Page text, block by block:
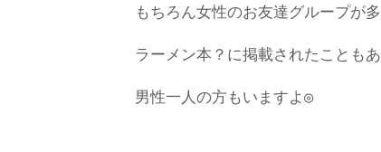
もちろん女性のお友達グループが多
ラーメン本？に掲載されたことも
男性一人の方もいますよ◎